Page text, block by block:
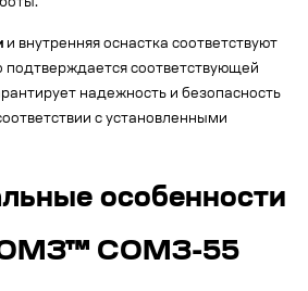
и внутренняя оснастка соответствуют
подтверждается соответствующей
надежность и безопасность
с установленными
особенности
СОМЗ-55